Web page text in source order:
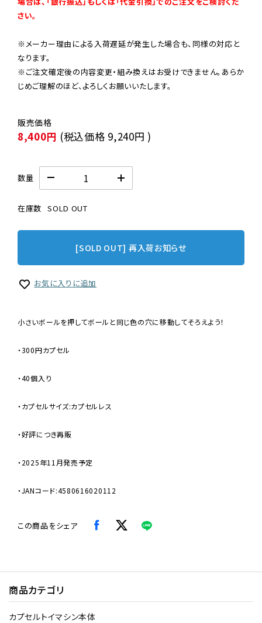
さい。
※メーカー理由による入荷遅延が発生した場合も、同様の対応と
なります。
※ご注文確定後の内容変更・組み換えはお受けできません。あらか
じめご理解のほど、よろしくお願いいたします。
8,400円 (税込価格 9,240円 )
数量
在庫数 SOLD OUT
[SOLD OUT] 再入荷お知らせ
お気に入りに追加
小さいボールを押してボールと同じ色の穴に移動してそろえよう！
・300円カプセル
・40個入り
・カプセルサイズ:カプセルレス
・好評につき再販
・2025年11月発売予定
・JANコード:4580616020112
この商品をシェア
商品カテゴリ
カプセルトイマシン本体